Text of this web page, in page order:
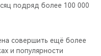
подряд более 100 000
совершить ещё более
и популярности